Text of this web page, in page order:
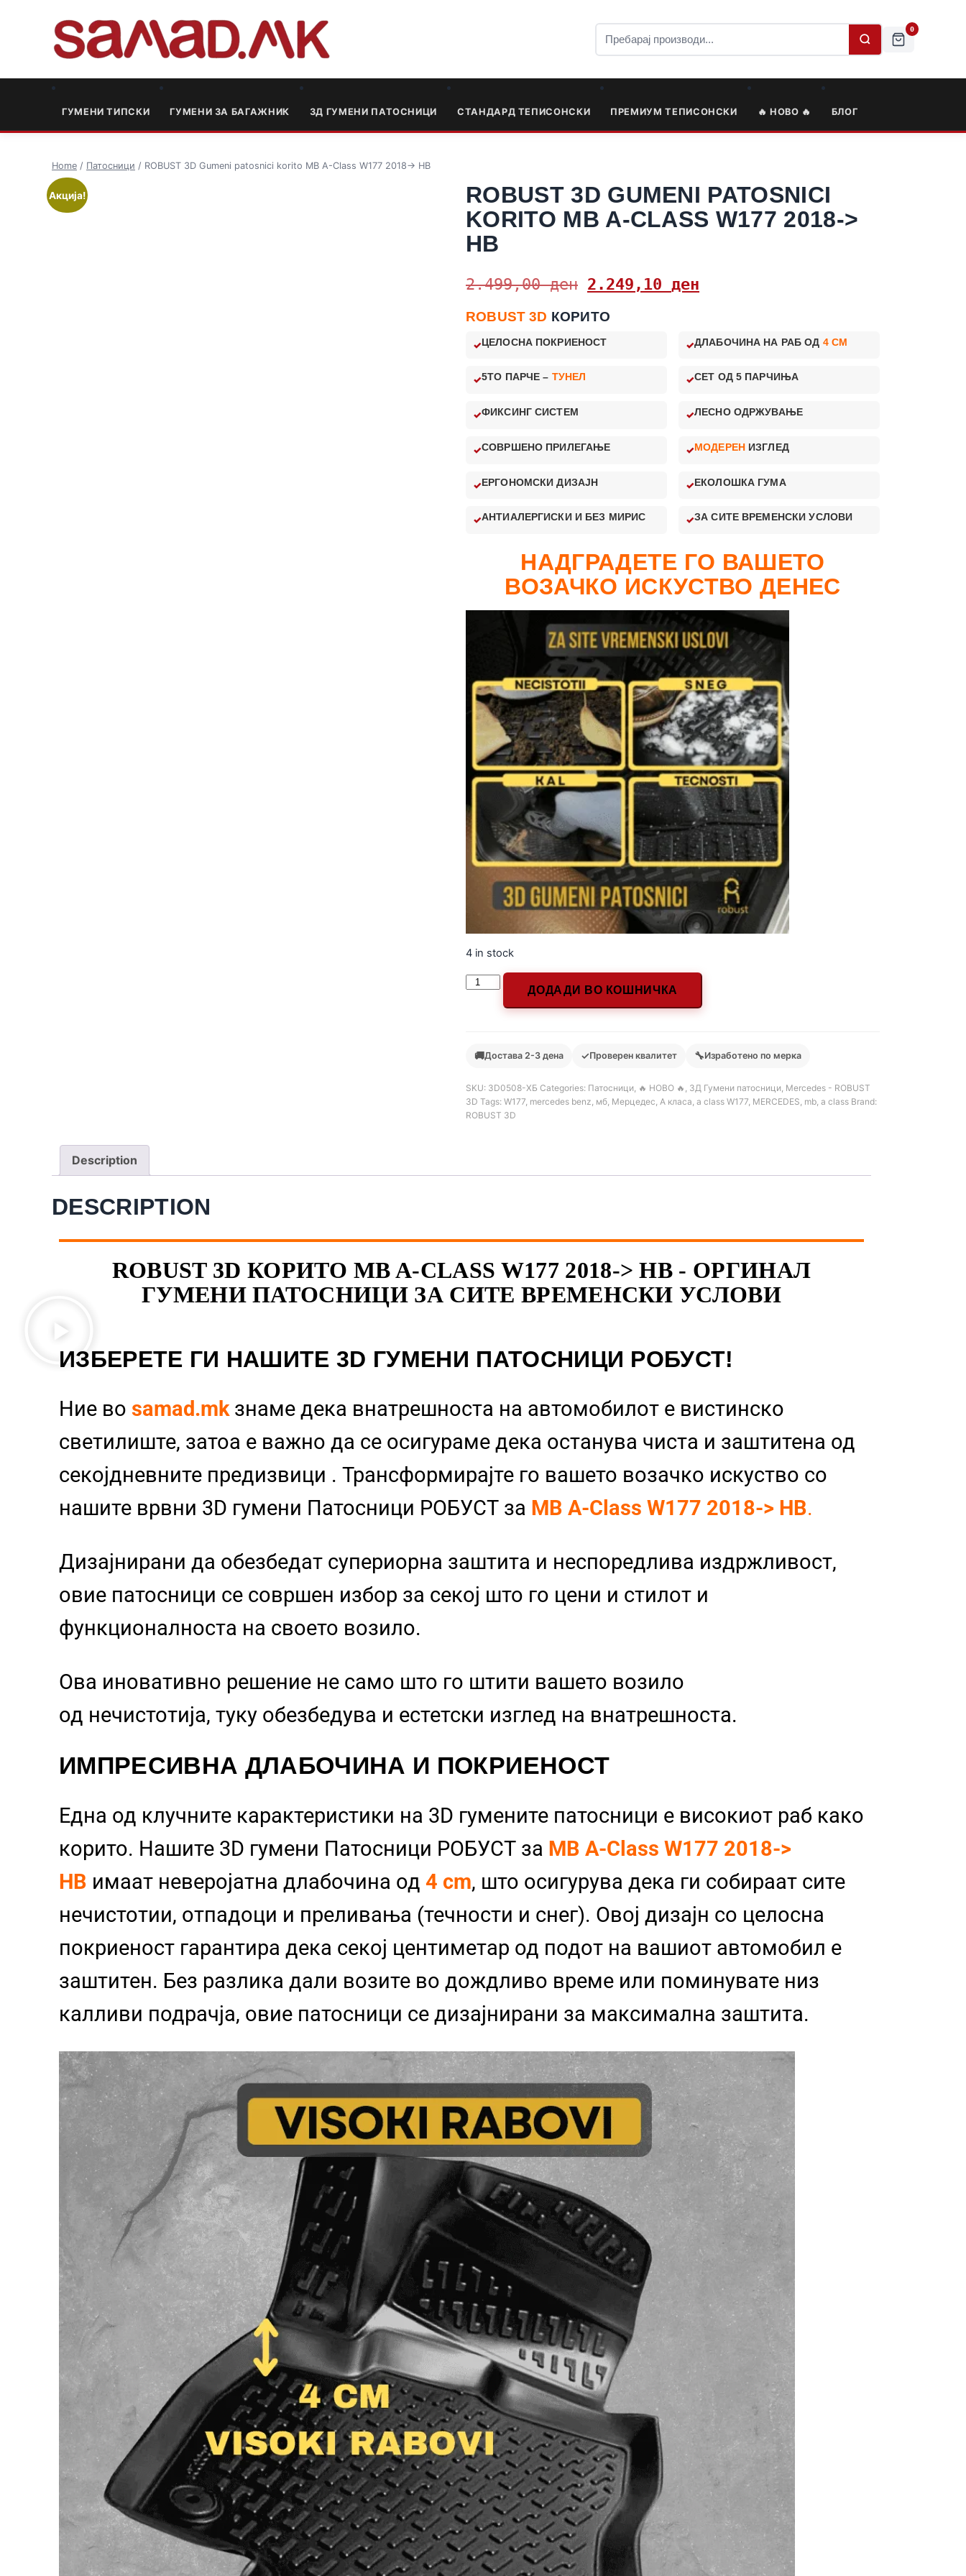
0
ГУМЕНИ ТИПСКИ ГУМЕНИ ЗА БАГАЖНИК 3Д ГУМЕНИ ПАТОСНИЦИ СТАНДАРД ТЕПИСОНСКИ ПРЕМИУМ ТЕПИСОНСКИ 🔥 НОВО 🔥 БЛОГ
Home / Патосници / ROBUST 3D Gumeni patosnici korito MB A-Class W177 2018-> HB
Акција!
ROBUST 3D GUMENI PATOSNICI
KORITO MB A-CLASS W177 2018->
HB
2.499,00ден 2.249,10 ден
ROBUST 3D КОРИТО
ЦЕЛОСНА ПОКРИЕНОСТ ДЛАБОЧИНА НА РАБ ОД 4 CM
5ТО ПАРЧЕ – ТУНЕЛ СЕТ ОД 5 ПАРЧИЊА
ФИКСИНГ СИСТЕМ ЛЕСНО ОДРЖУВАЊЕ
СОВРШЕНО ПРИЛЕГАЊЕ МОДЕРЕН ИЗГЛЕД
ЕРГОНОМСКИ ДИЗАЈН ЕКОЛОШКА ГУМА
АНТИАЛЕРГИСКИ И БЕЗ МИРИС ЗА СИТЕ ВРЕМЕНСКИ УСЛОВИ
НАДГРАДЕТЕ ГО ВАШЕТО
ВОЗАЧКО ИСКУСТВО ДЕНЕС
4 in stock
ДОДАДИ ВО КОШНИЧКА
🚚Достава 2-3 дена ✓Проверен квалитет 🔧Изработено по мерка
SKU: 3D0508-ХБ Categories: Патосници 🔥 НОВО 🔥 3Д Гумени патосници Mercedes - ROBUST
3D Tags: W177 mercedes benz мб Мерцедес А класа a class W177 MERCEDES mb a class Brand:
ROBUST 3D
Description
DESCRIPTION
ROBUST 3D КОРИТО MB A-CLASS W177 2018-> HB - ОРГИНАЛ
ГУМЕНИ ПАТОСНИЦИ ЗА СИТЕ ВРЕМЕНСКИ УСЛОВИ
ИЗБЕРЕТЕ ГИ НАШИТЕ 3D ГУМЕНИ ПАТОСНИЦИ РОБУСТ!
Ние во samad.mk знаме дека внатрешноста на автомобилот е вистинско
светилиште, затоа е важно да се осигураме дека останува чиста и заштитена од
секојдневните предизвици . Трансформирајте го вашето возачко искуство со
нашите врвни 3D гумени Патосници РОБУСТ за MB A-Class W177 2018-> HB.
Дизајнирани да обезбедат супериорна заштита и неспоредлива издржливост,
овие патосници се совршен избор за секој што го цени и стилот и
функционалноста на своето возило.
Ова иновативно решение не само што го штити вашето возило
од нечистотија, туку обезбедува и естетски изглед на внатрешноста.
ИМПРЕСИВНА ДЛАБОЧИНА И ПОКРИЕНОСТ
Една од клучните карактеристики на 3D гумените патосници е високиот раб како
корито. Нашите 3D гумени Патосници РОБУСТ за MB A-Class W177 2018->
HB имаат неверојатна длабочина од 4 cm, што осигурува дека ги собираат сите
нечистотии, отпадоци и преливања (течности и снег). Овој дизајн со целосна
покриеност гарантира дека секој центиметар од подот на вашиот автомобил е
заштитен. Без разлика дали возите во дождливо време или поминувате низ
калливи подрачја, овие патосници се дизајнирани за максимална заштита.